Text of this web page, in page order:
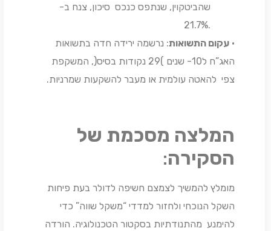
שהביטקוין, שנתפס כנכס סיכון, צנח ב-
.21.7%
• עקום התשואות: נרשמה ירידה חדה בתשואות
האג”ח ל10- שנים )29 נקודות בסיס(, המשקפת
צפי להאטה עולמית או מעבר להשקעות שמרניות.
המלצה מסכמת של
הסקירה:
מומלץ להמשיך לצמצם חשיפה לדולר בעת פיחות
השקל הנוכחי ולחזור למדדי “משקל שווה” כדי
להימנע מהתנודתיות בסקטור הטכנולוגיה. הורדה